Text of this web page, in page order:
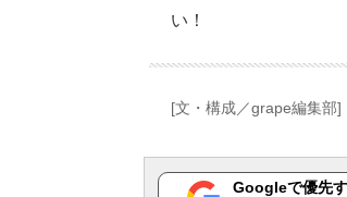
い！
[文・構成／grape編集部]
Googleで優先